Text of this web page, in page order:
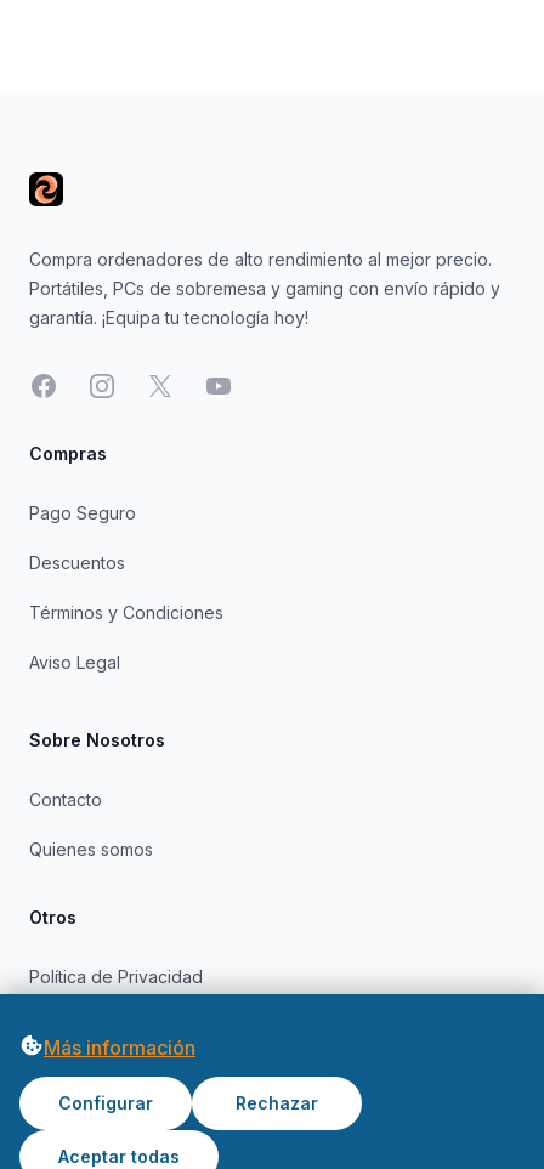
Compra ordenadores de alto rendimiento al mejor precio.
Portátiles, PCs de sobremesa y gaming con envío rápido y
garantía. ¡Equipa tu tecnología hoy!
FacebookInstagram
X YouTube
Compras
Pago Seguro
Descuentos
Términos y Condiciones
Aviso Legal
Sobre Nosotros
Contacto
Quienes somos
Otros
Política de Privacidad
Más información
Configurar Rechazar
Aceptar todas